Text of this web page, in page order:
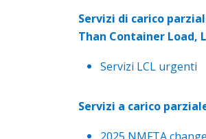
Servizi di carico
Than Container Load,
Servizi LCL urgenti
Servizi a carico